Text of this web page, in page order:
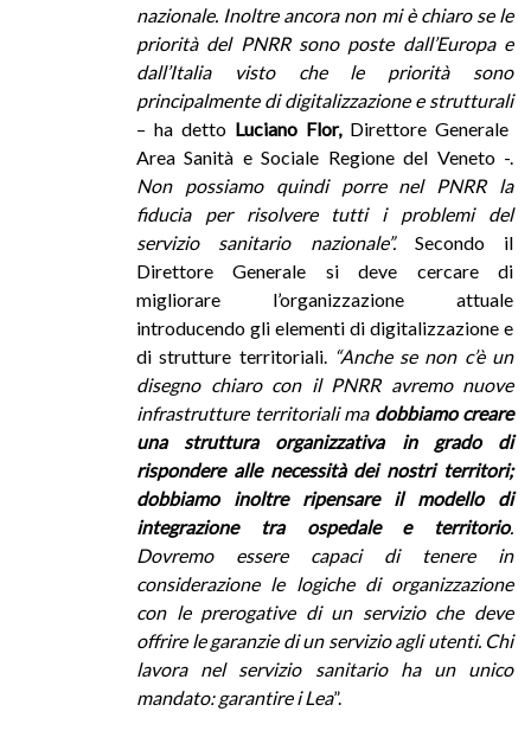
nazionale. Inoltre ancora non mi è chiaro se le
priorità del PNRR sono poste dall’Europa e
dall’Italia visto che le priorità sono
principalmente di digitalizzazione e strutturali
– ha detto Luciano Flor, Direttore Generale
Area Sanità e Sociale Regione del Veneto-.
Non possiamo quindi porre nel PNRR la
fiducia per risolvere tutti i problemi del
servizio sanitario nazionale”. Secondo il
Direttore Generale si deve cercare di
migliorare l’organizzazione attuale
introducendo gli elementi di digitalizzazione e
di strutture territoriali.“Anche se non c’è un
disegno chiaro con il PNRR avremo nuove
infrastrutture territoriali ma dobbiamo creare
una struttura organizzativa in grado di
rispondere alle necessità dei nostri territori;
dobbiamo inoltre ripensare il modello di
integrazione tra ospedale e territorio.
Dovremo essere capaci di tenere in
considerazione le logiche di organizzazione
con le prerogative di un servizio che deve
offrire le garanzie di un servizio agli utenti. Chi
lavora nel servizio sanitario ha un unico
mandato: garantire i Lea”.